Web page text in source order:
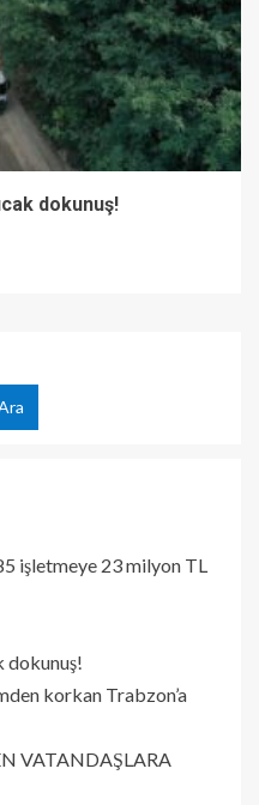
dokunuş!
işletmeye 23 milyon TL
dokunuş!
korkan Trabzon’a
VATANDAŞLARA